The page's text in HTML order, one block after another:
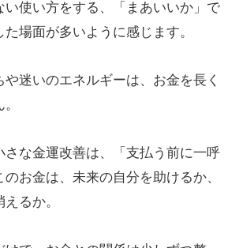
い使い方をする、「まあいいか」で
場面が多いように感じます。
迷いのエネルギーは、お金を長く
さな金運改善は、「支払う前に一呼
お金は、未来の自分を助けるか、
るか。